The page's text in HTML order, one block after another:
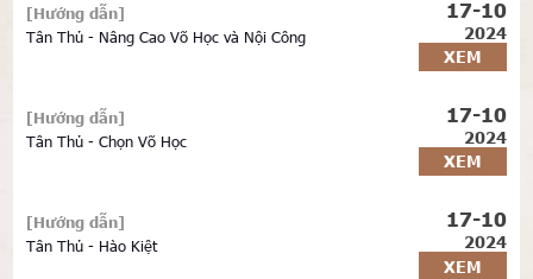
[Hướng dẫn]
Tân Thủ - Nâng Cao Võ Học và Nội Công
17-10
2024
XEM
[Hướng dẫn]
Tân Thủ - Chọn Võ Học
17-10
2024
XEM
[Hướng dẫn]
Tân Thủ - Hào Kiệt
17-10
2024
XEM